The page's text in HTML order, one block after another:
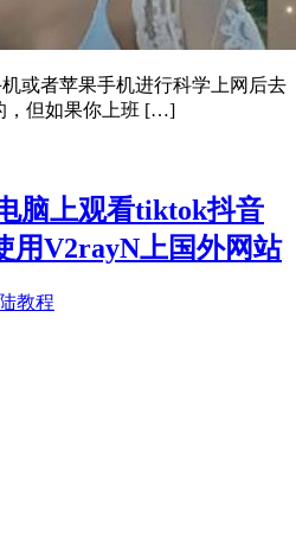
或者苹果手机进行科学上网后去
，但如果你上班 […]
脑上观看tiktok抖音
用V2rayN上国外网站
教程